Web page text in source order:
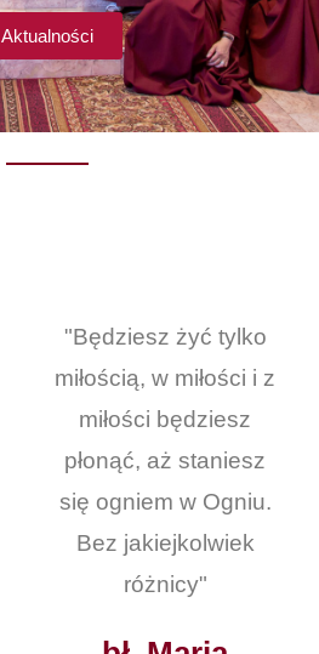
Aktualności
"Będziesz żyć tylko
miłością, w miłości i z
miłości będziesz
płonąć, aż staniesz
się ogniem w Ogniu.
Bez jakiejkolwiek
różnicy"